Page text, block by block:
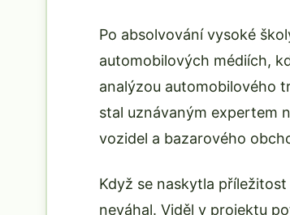
Po absolvování vysoké
automobilových médiích,
analýzou automobilového
stal uznávaným expertem
vozidel a bazarového
Když se naskytla
neváhal. Viděl v projektu